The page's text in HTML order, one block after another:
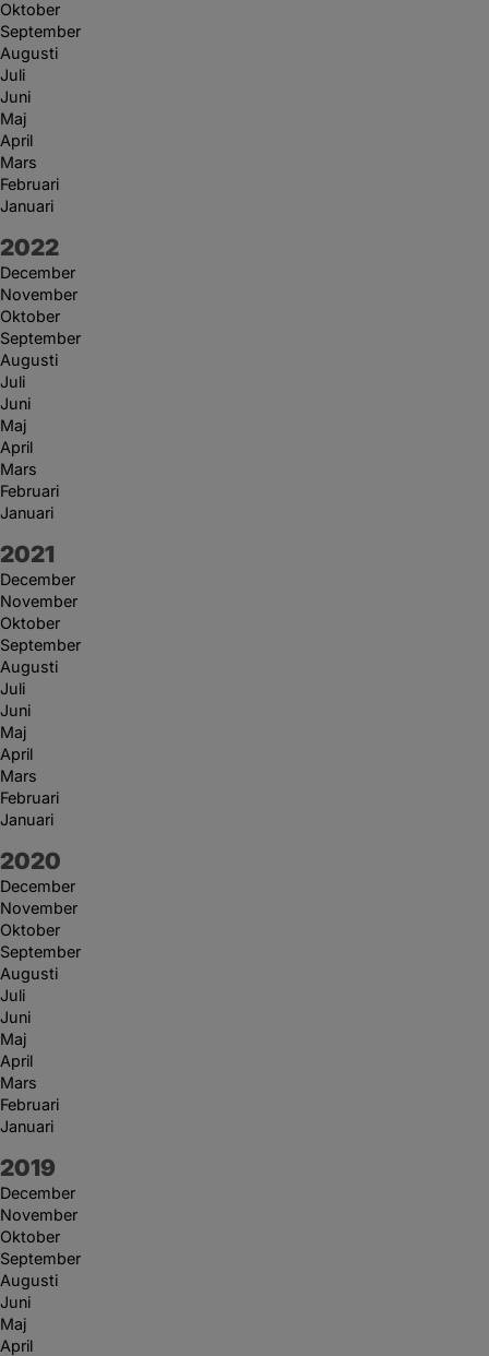
Oktober
September
Augusti
Juli
Juni
Maj
April
Mars
Februari
Januari
År:
2022
December
November
Oktober
September
Augusti
Juli
Juni
Maj
April
Mars
Februari
Januari
År:
2021
December
November
Oktober
September
Augusti
Juli
Juni
Maj
April
Mars
Februari
Januari
År:
2020
December
November
Oktober
September
Augusti
Juli
Juni
Maj
April
Mars
Februari
Januari
År:
2019
December
November
Oktober
September
Augusti
Juni
Maj
April